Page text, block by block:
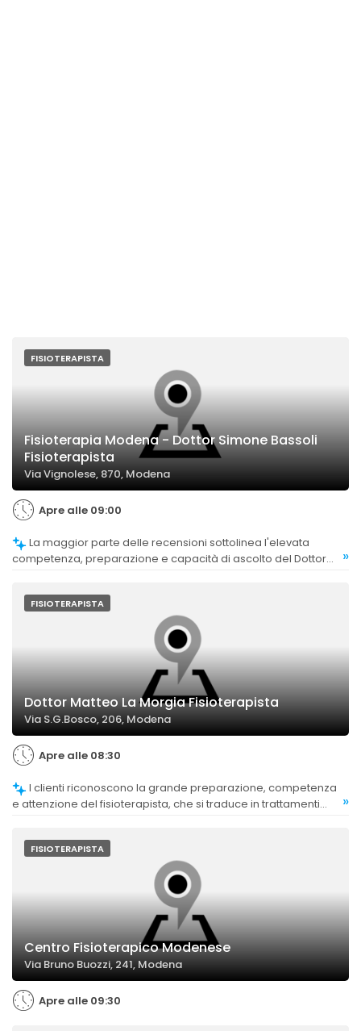
FISIOTERAPISTA
Fisioterapia Modena - Dottor Simone Bassoli
Fisioterapista
Via Vignolese, 870, Modena
Apre alle 09:00
competenza, preparazione e capacità di ascolto del Dottor
»
FISIOTERAPISTA
Dottor Matteo La Morgia Fisioterapista
Via S.G.Bosco, 206, Modena
Apre alle 08:30
e attenzione del fisioterapista, che si traduce in trattamenti
»
FISIOTERAPISTA
Centro Fisioterapico Modenese
Via Bruno Buozzi, 241, Modena
Apre alle 09:30